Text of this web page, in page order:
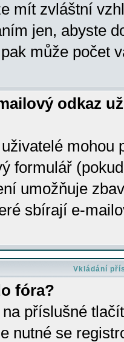
mít zvláštní
jen, abyste
může počet
odkaz
mohou
formulář
umožňuje
sbírají e-
Vkládání
fóra?
příslušné
nutné se